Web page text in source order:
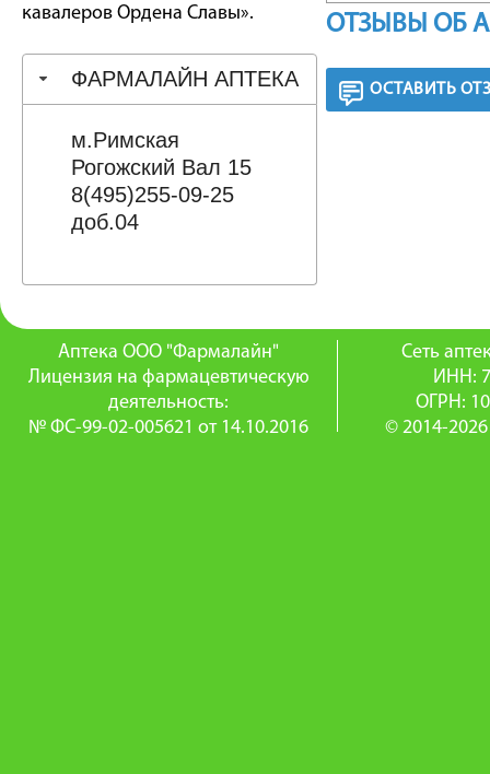
кавалеров Ордена Славы».
ФАРМАЛАЙН АПТЕКА
м.Римская
Рогожский Вал 15
8(495)255-09-25
доб.04
ОТЗЫВЫ ОБ
ОСТАВИТЬ
Аптека ООО "Фармалайн"
Лицензия на фармацевтическую
деятельность:
№ ФС-99-02-005621 от 14.10.2016
Сеть
ИНН:
ОГРН:
© 2014-